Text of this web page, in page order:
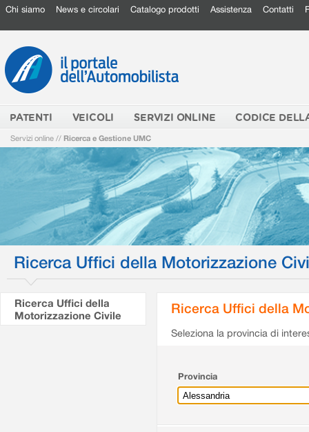
Chi siamo News e circolari Catalogo prodotti Assistenza Contatti
PATENTI VEICOLI SERVIZI ONLINE CODICE
Servizi online // Ricerca e Gestione UMC
Ricerca Uffici della Motorizzazione
Ricerca Uffici della
Motorizzazione Civile
Ricerca Uffici della
Seleziona la provincia di
Provincia